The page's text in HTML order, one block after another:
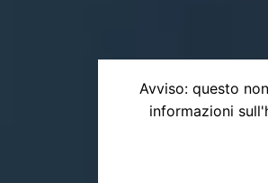
Avviso: questo
informazioni